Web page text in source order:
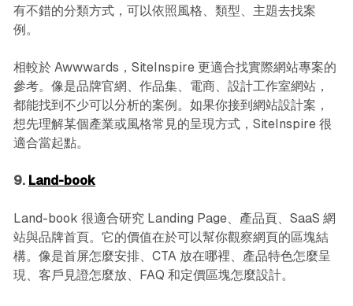
有不錯的分類方式，可以依照風格、類型、主題去找案
例。
相較於 Awwwards，SiteInspire 更適合找實際網站專案的
參考。像是品牌官網、作品集、電商、設計工作室網站，
都能找到不少可以分析的案例。如果你接到網站設計案，
想先理解某個產業或風格常見的呈現方式，SiteInspire 很
適合當起點。
9. Land-book
Land-book 很適合研究 Landing Page、產品頁、SaaS 網
站與品牌首頁。它的價值在於可以幫你觀察網頁的區塊結
構。像是首屏怎麼安排、CTA 放在哪裡、產品特色怎麼呈
現、客戶見證怎麼放、FAQ 和定價區塊怎麼設計。